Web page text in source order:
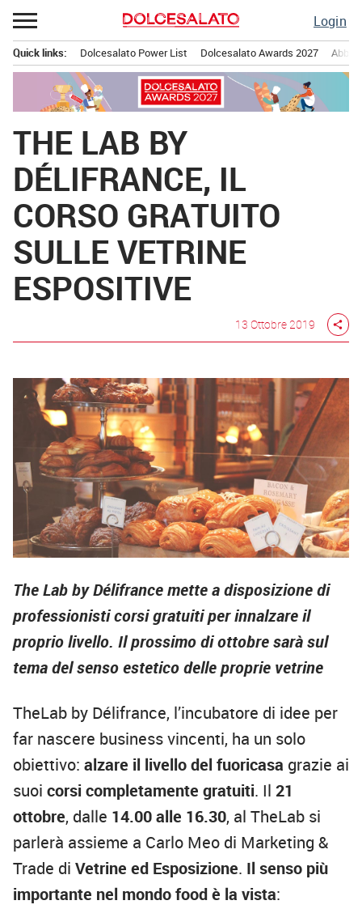
Passa
al
contenuto
Login
principale
Quick links: Dolcesalato Power List Dolcesalato Awards 2027
THE LAB BY
DÉLIFRANCE, IL
CORSO GRATUITO
SULLE VETRINE
ESPOSITIVE
13 Ottobre 2019 share
The Lab by Délifrance mette a disposizione di
professionisti corsi gratuiti per innalzare il
proprio livello. Il prossimo di ottobre sarà sul
tema del senso estetico delle proprie vetrine
TheLab by Délifrance, l’incubatore di idee per
far nascere business vincenti, ha un solo
obiettivo: alzare il livello del fuoricasa grazie ai
suoi corsi completamente gratuiti. Il 21
ottobre, dalle 14.00 alle 16.30, al TheLab si
parlerà assieme a Carlo Meo di Marketing &
Trade di Vetrine ed Esposizione. Il senso più
importante nel mondo food è la vista: